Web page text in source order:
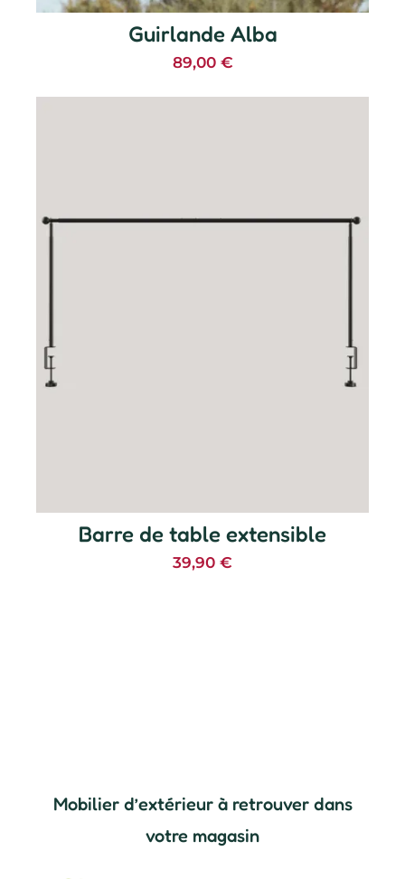
Guirlande Alba
89,00 €
Barre de table extensible
39,90 €
Mobilier d’extérieur à retrouver dans
votre magasin